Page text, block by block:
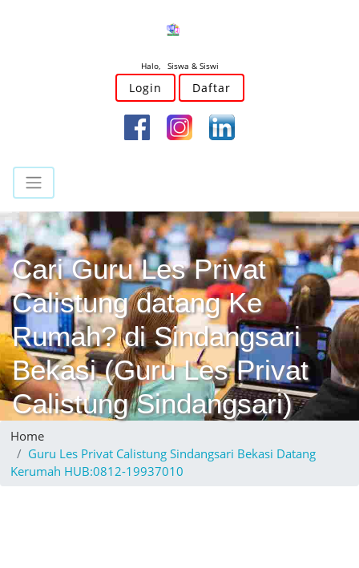
Halo, Siswa & Siswi
Login Daftar
Cari Guru Les Privat
Calistung datang Ke
Rumah? di Sindangsari
Bekasi (Guru Les Privat
Calistung Sindangsari)
Home
Guru Les Privat Calistung Sindangsari Bekasi Datang
Kerumah HUB:0812-19937010